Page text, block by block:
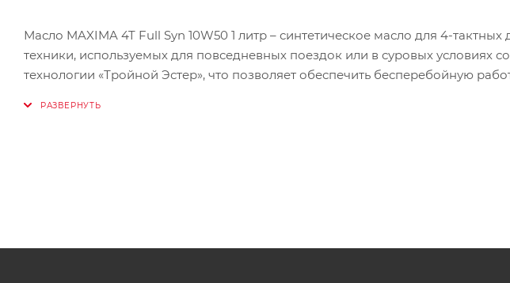
Масло MAXIMA 4T Full Syn 10W50 1 литр – синтетическое масло для 4-
техники, используемых для повседневных поездок или в суровых условиях
технологии «Тройной Эстер», что позволяет обеспечить бесперебойную